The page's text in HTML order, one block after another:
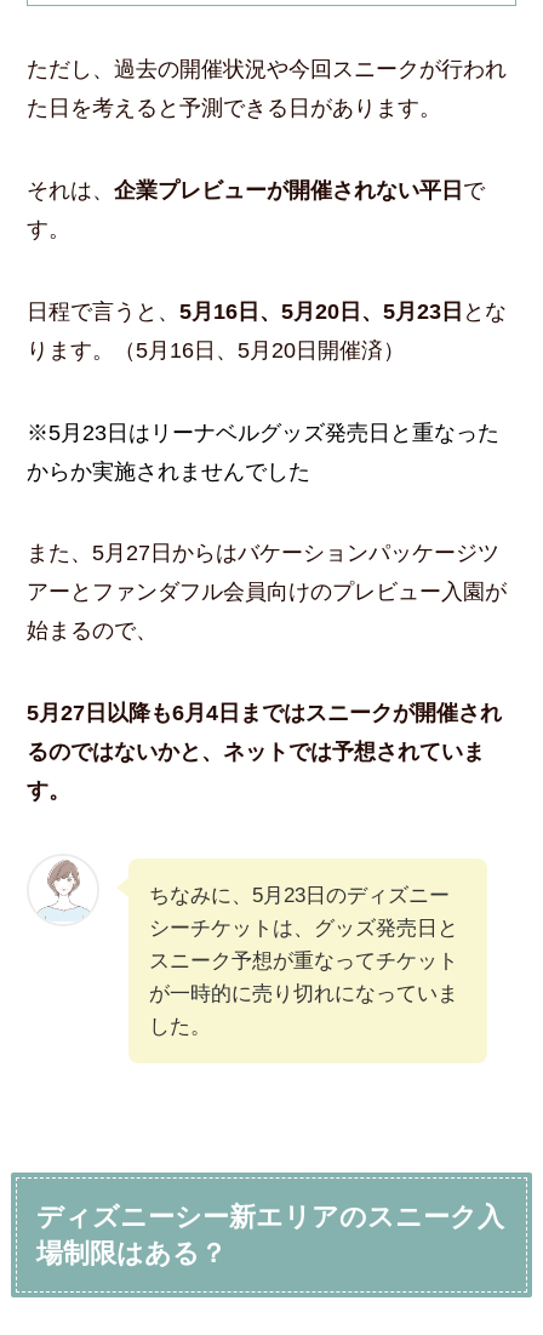
ただし、過去の開催状況や今回スニークが行われ
た日を考えると予測できる日があります。
それは、企業プレビューが開催されない平日 で
す。
日程で言うと、5月16日、5月20日、5月23日 とな
ります。（5月16日、5月20日開催済）
※5月23日はリーナベルグッズ発売日と重なった
からか実施されませんでした
また、5月27日からはバケーションパッケージツ
アーとファンダフル会員向けのプレビュー入園が
始まるので、
5月27日以降も6月4日まではスニークが開催され
るのではないかと、ネットでは予想されていま
す。
ちなみに、5月23日のディズニー
シーチケットは、グッズ発売日と
スニーク予想が重なってチケット
が一時的に売り切れになっていま
した。
ディズニーシー新エリアのスニーク入
場制限はある？